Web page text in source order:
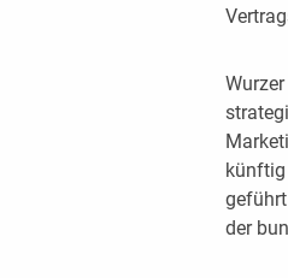
künftig
der